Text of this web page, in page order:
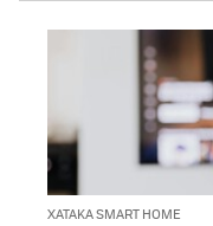
XATAKA SMART HOME